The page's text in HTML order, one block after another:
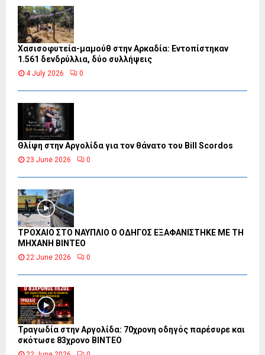
Χασισοφυτεία-μαμούθ στην Αρκαδία: Εντοπίστηκαν
1.561 δενδρύλλια, δύο συλλήψεις
4 July 2026 0
Θλίψη στην Αργολίδα για τον θάνατο του Bill Scordos
23 June 2026 0
ΤΡΟΧΑΙΟ ΣΤΟ ΝΑΥΠΛΙΟ Ο ΟΔΗΓΟΣ ΕΞΑΦΑΝΙΣΤΗΚΕ ΜΕ ΤΗ
ΜΗΧΑΝΗ ΒΙΝΤΕΟ
22 June 2026 0
Τραγωδία στην Αργολίδα: 70χρονη οδηγός παρέσυρε και
σκότωσε 83χρονο ΒΙΝΤΕΟ